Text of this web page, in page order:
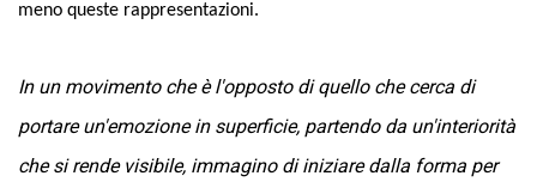
meno queste rappresentazioni.
In un movimento che è l'opposto di quello che cerca di
portare un'emozione in superficie, partendo da un'interiorità
che si rende visibile, immagino di iniziare dalla forma per